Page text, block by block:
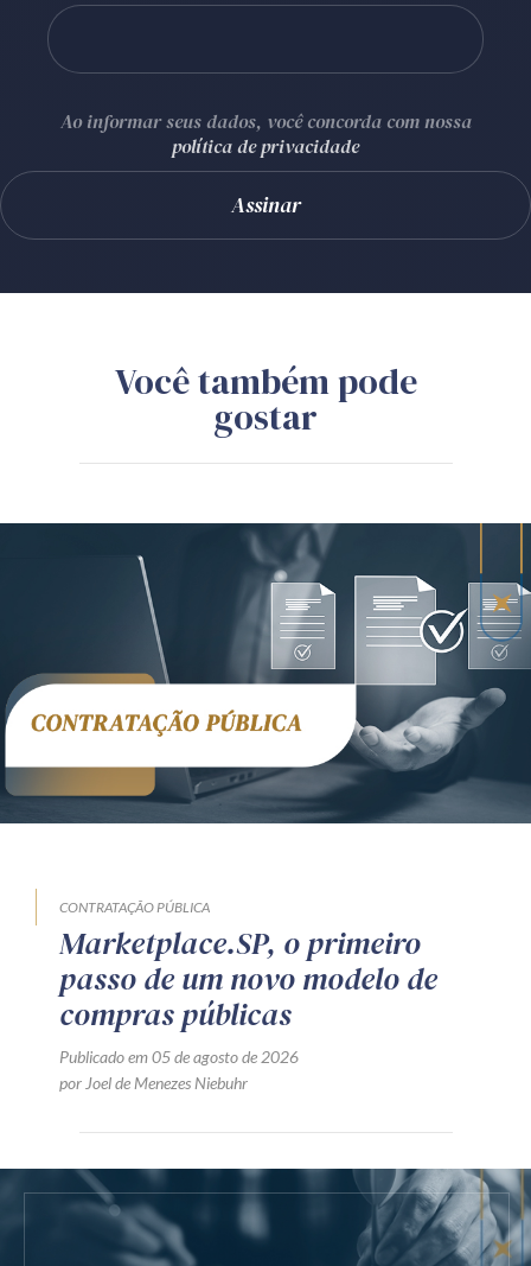
Ao informar seus dados, você concorda com nossa
política de privacidade
Você também pode
gostar
CONTRATAÇÃO PÚBLICA
Marketplace.SP, o primeiro
passo de um novo modelo de
compras públicas
Publicado em 05 de agosto de 2026
por Joel de Menezes Niebuhr